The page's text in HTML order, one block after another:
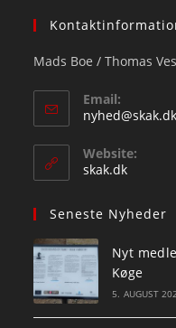
Mads Boe / Thomas
Email:
nyhed@skak.dk
Website:
skak.dk
Seneste Nyheder
Nyt
Køge
5. AUGUST